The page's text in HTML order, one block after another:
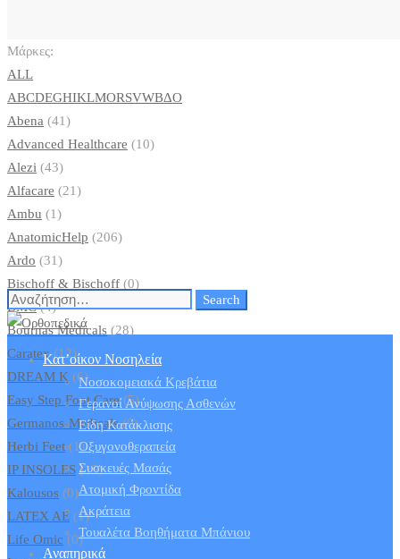
Μάρκες:
ALL
ABCDEGHIKLMORSVWΒΔΟ
Abena (41)
Advanced Healthcare (10)
Alezi (43)
Alfacare (21)
Ambu (1)
AnatomicHelp (206)
Ardo (31)
Bischoff & Bischoff (0)
BMC(4)
Bournas Medicals (28)
Caratex(12)
DREAM K (6)
Easy Step Foot Care(5)
Germanos-Medicals(0)
Herbi Feet(1)
IP INSOLES(15)
Kalousos (0)
LATEX AE (1)
Life Omic(0)
Search
for:
Search
Κατ’οίκον Νοσηλεία
Νοσοκομειακά Κρεβάτια
Γερανοί Ανύψωσης Ασθενών
Είδη Κατάκλισης
Οξυγονοθεραπεία
Συσκευές Μασάς
Ατομική Φροντίδα
Ακράτεια
Τουαλέτα Βοηθήματα Μπάνιου
Αναπηρικά